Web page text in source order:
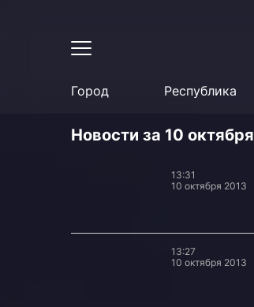
Город Республика
Новости за 10 октября
13:31
10 октября 2013
13:27
10 октября 2013